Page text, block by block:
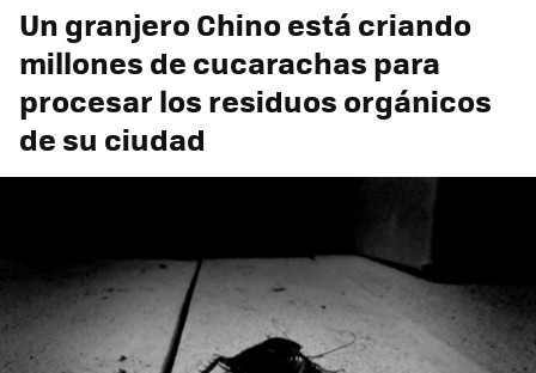
Un granjero Chino está criando
millones de cucarachas para
procesar los residuos orgánicos
de su ciudad